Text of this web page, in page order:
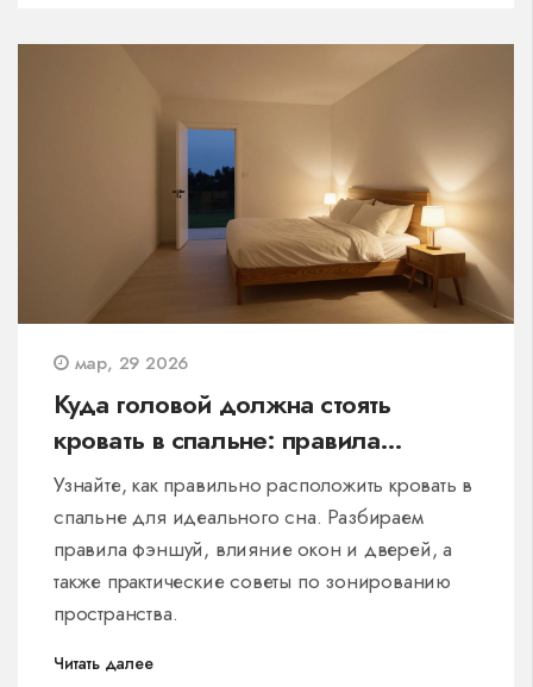
мар, 29 2026
Куда головой должна стоять
кровать в спальне: правила
расстановки и ошибки
Узнайте, как правильно расположить кровать в
спальне для идеального сна. Разбираем
правила фэншуй, влияние окон и дверей, а
также практические советы по зонированию
пространства.
Читать далее